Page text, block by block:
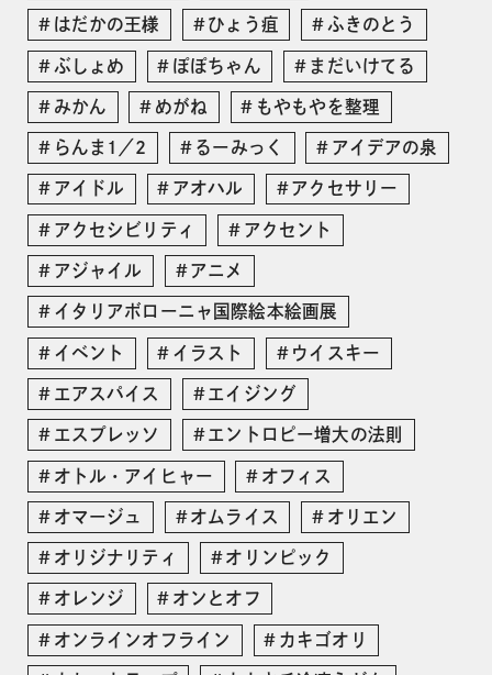
はだかの王様 ひょう疽 ふきのとう
ぶしょめ ぽぽちゃん まだいけてる
みかん めがね もやもやを整理
らんま1／2 るーみっく アイデアの泉
アイドル アオハル アクセサリー
アクセシビリティ アクセント
アジャイル アニメ
イタリアボローニャ国際絵本絵画展
イベント イラスト ウイスキー
エアスパイス エイジング
エスプレッソ エントロピー増大の法則
オトル・アイヒャー オフィス
オマージュ オムライス オリエン
オリジナリティ オリンピック
オレンジ オンとオフ
オンラインオフライン カキゴオリ